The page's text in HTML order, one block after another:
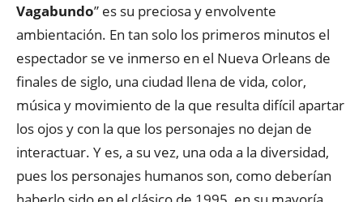
Vagabundo” es su preciosa y envolvente
ambientación. En tan solo los primeros minutos el
espectador se ve inmerso en el Nueva Orleans de
finales de siglo, una ciudad llena de vida, color,
música y movimiento de la que resulta difícil apartar
los ojos y con la que los personajes no dejan de
interactuar. Y es, a su vez, una oda a la diversidad,
pues los personajes humanos son, como deberían